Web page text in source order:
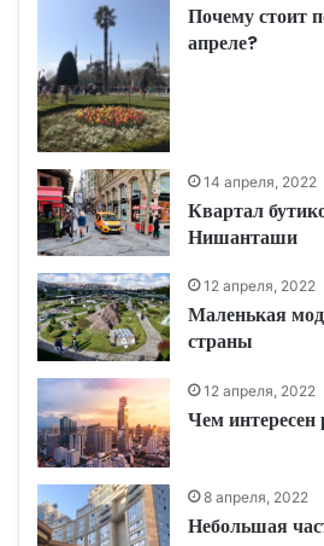
Почему стоит
апреле?
14 апреля, 2022
Квартал
Нишанташи
12 апреля, 2022
Маленькая
страны
12 апреля, 2022
Чем
8 апреля, 2022
Небольшая